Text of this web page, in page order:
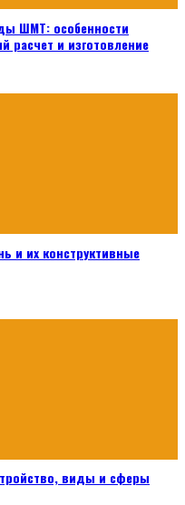
ШМТ: особенности
расчет и изготовление
и их конструктивные
виды и сферы